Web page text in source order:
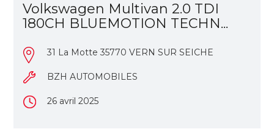
Volkswagen Multivan 2.0 TDI
180CH BLUEMOTION TECHN...
31 La Motte 35770 VERN SUR SEICHE
BZH AUTOMOBILES
26 avril 2025